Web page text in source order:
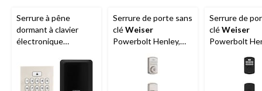
Serrure à pêne
dormant à clavier
électronique
WeiserSmartCode,
nickel satiné
Serrure de porte sans
cléWeiser
Powerbolt Henley,
Serrure de
cléWeiser
Powerbolt